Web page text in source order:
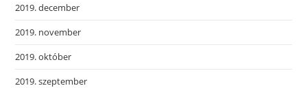
2019. december
2019. november
2019. október
2019. szeptember